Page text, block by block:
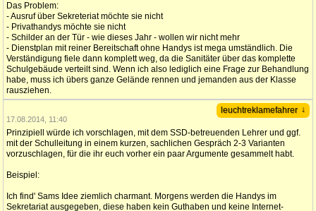
Das Problem:
- Ausruf über Sekreteriat möchte sie nicht
- Privathandys möchte sie nicht
- Schilder an der Tür - wie dieses Jahr - wollen wir nicht mehr
- Dienstplan mit reiner Bereitschaft ohne Handys ist mega umständlich. Die
Verständigung fiele dann komplett weg, da die Sanitäter über das komplette
Schulgebäude verteilt sind. Wenn ich also lediglich eine Frage zur Behandlung
habe, muss ich übers ganze Gelände rennen und jemanden aus der Klasse
rausziehen.
leuchtreklamefahrer ↓
17.08.2014, 11:40
Prinzipiell würde ich vorschlagen, mit dem SSD-betreuenden Lehrer und ggf.
mit der Schulleitung in einem kurzen, sachlichen Gespräch 2-3 Varianten
vorzuschlagen, für die ihr euch vorher ein paar Argumente gesammelt habt.
Beispiel:
Ich find' Sams Idee ziemlich charmant. Morgens werden die Handys im
Sekretariat ausgegeben, diese haben kein Guthaben und keine Internet-